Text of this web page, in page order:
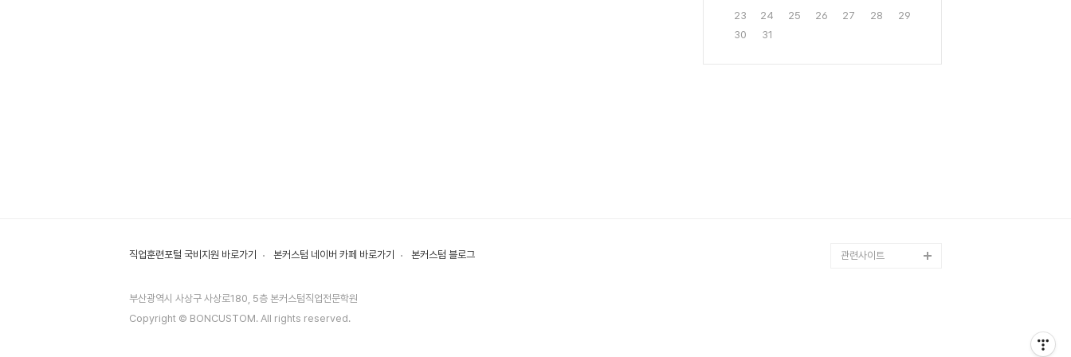
23
24 25 26 27 28
29
30
31
직업훈련포털 국비지원 바로가기 본커스텀 네이버 카페 바로가기 본커스텀 블로그
부산광역시 사상구 사상로180, 5층 본커스텀직업전문학원
Copyright © BONCUSTOM. All rights reserved.
관련사이트